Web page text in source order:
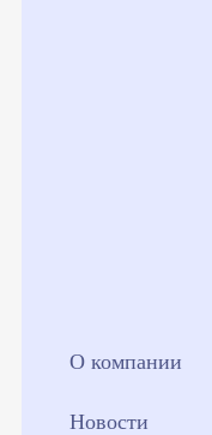
О компании
Новости